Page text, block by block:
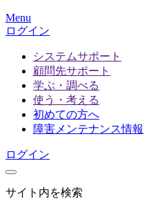
Menu
ログイン
システムサポート
顧問先サポート
学ぶ・調べる
使う・考える
初めての方へ
障害メンテナンス情報
ログイン
サイト内を検索